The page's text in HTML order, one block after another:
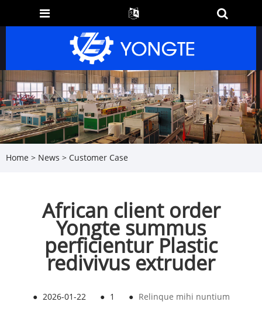
Home > News > Customer Case
African client order
Yongte summus
perficientur Plastic
redivivus extruder
● 2026-01-22 ● 1 ● Relinque mihi nuntium